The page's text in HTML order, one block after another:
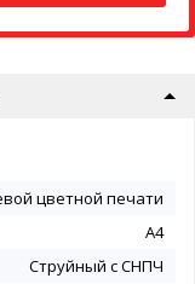
цветной печати
А4
Струйный с СНПЧ